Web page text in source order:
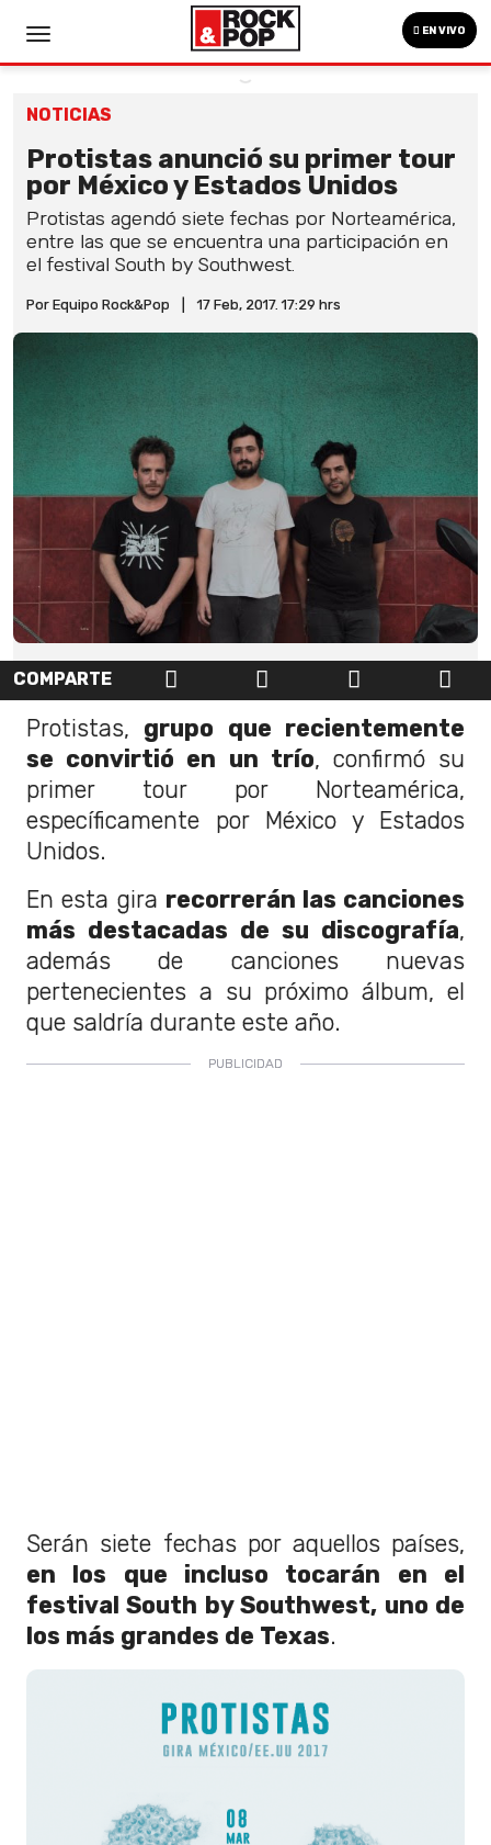
EN VIVO
NOTICIAS
Protistas anunció su primer tour
por México y Estados Unidos
Protistas agendó siete fechas por Norteamérica,
entre las que se encuentra una participación en
el festival South by Southwest.
Por Equipo Rock&Pop 17 Feb, 2017. 17:29 hrs
COMPARTE
Protistas, grupo que recientemente
se convirtió en un trío, confirmó su
primer tour por Norteamérica,
específicamente por México y Estados
Unidos.
En esta gira recorrerán las canciones
más destacadas de su discografía,
además de canciones nuevas
pertenecientes a su próximo álbum, el
que saldría durante este año.
Serán siete fechas por aquellos países,
en los que incluso tocarán en el
festival South by Southwest, uno de
los más grandes de Texas.